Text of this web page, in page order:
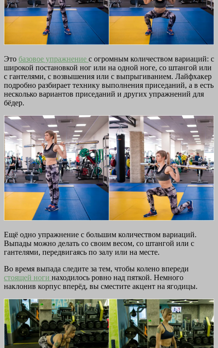
Это базовое упражнение с огромным количеством вариаций: с
широкой постановкой ног или на одной ноге, со штангой или
с гантелями, с возвышения или с выпрыгиванием. Лайфхакер
подробно разбирает технику выполнения приседаний, а в есть
несколько вариантов приседаний и других упражнений для
бёдер.
Ещё одно упражнение с большим количеством вариаций.
Выпады можно делать со своим весом, со штангой или с
гантелями, передвигаясь по залу или на месте.
Во время выпада следите за тем, чтобы колено впереди
стоящей ноги находилось ровно над пяткой. Немного
наклонив корпус вперёд, вы сместите акцент на ягодицы.